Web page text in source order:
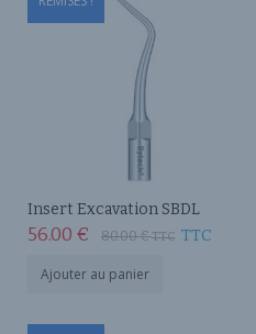
Insert Excavation SBDL
80.00€TTC
56.00 € TTC
Ajouter au panier